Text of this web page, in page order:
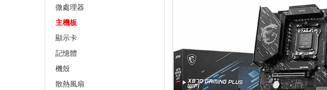
微處理器
主機板
顯示卡
記憶體
機殼
散熱風扇